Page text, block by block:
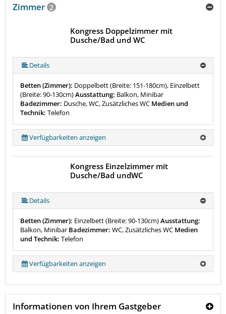
Zimmer 2
Kongress Doppelzimmer mit
Dusche/Bad und WC
Details
Betten (Zimmer): Doppelbett (Breite: 151-180cm), Einzelbett
(Breite: 90-130cm)Ausstattung: Balkon, Minibar
Badezimmer: Dusche, WC, Zusätzliches WC Medien und
Technik: Telefon
Verfügbarkeiten anzeigen
Kongress Einzelzimmer mit
Dusche/Bad undWC
Details
Betten (Zimmer): Einzelbett (Breite: 90-130cm)Ausstattung:
Balkon, Minibar Badezimmer: WC, Zusätzliches WC Medien
und Technik: Telefon
Verfügbarkeiten anzeigen
Informationen von Ihrem Gastgeber